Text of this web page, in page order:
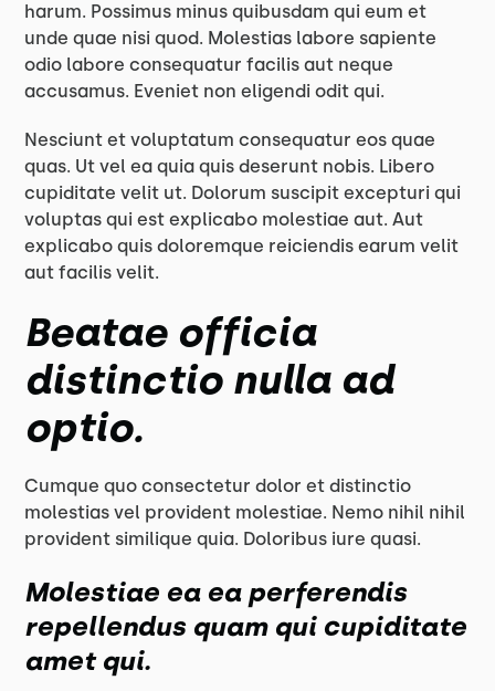
harum. Possimus minus quibusdam qui eum et
unde quae nisi quod. Molestias labore sapiente
odio labore consequatur facilis aut neque
accusamus. Eveniet non eligendi odit qui.
Nesciunt et voluptatum consequatur eos quae
quas. Ut vel ea quia quis deserunt nobis. Libero
cupiditate velit ut. Dolorum suscipit excepturi qui
voluptas qui est explicabo molestiae aut. Aut
explicabo quis doloremque reiciendis earum velit
aut facilis velit.
Beatae officia
distinctio nulla ad
optio.
Cumque quo consectetur dolor et distinctio
molestias vel provident molestiae. Nemo nihil nihil
provident similique quia. Doloribus iure quasi.
Molestiae ea ea perferendis
repellendus quam qui cupiditate
amet qui.